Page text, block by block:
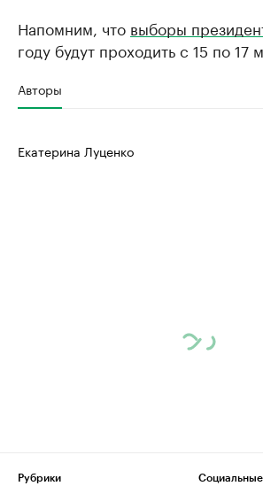
Напомним, что выборы
году будут проходить с 15 по 17
Авторы
Екатерина Луценко
Рубрики
Социальные